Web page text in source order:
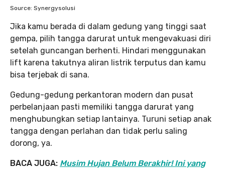
Source: Synergysolusi
Jika kamu berada di dalam gedung yang tinggi saat
gempa, pilih tangga darurat untuk mengevakuasi diri
setelah guncangan berhenti. Hindari menggunakan
lift karena takutnya aliran listrik terputus dan kamu
bisa terjebak di sana.
Gedung-gedung perkantoran modern dan pusat
perbelanjaan pasti memiliki tangga darurat yang
menghubungkan setiap lantainya. Turuni setiap anak
tangga dengan perlahan dan tidak perlu saling
dorong, ya.
BACA JUGA: Musim Hujan Belum Berakhir! Ini yang